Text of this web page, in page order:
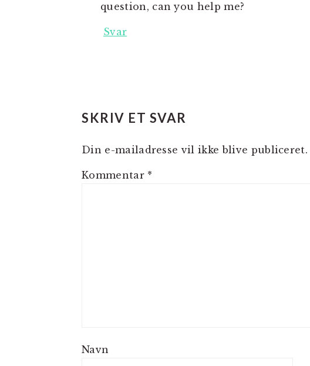
question, can you help me?
Svar
SKRIV ET SVAR
Din e-mailadresse vil ikke blive publiceret.
Kommentar *
Navn